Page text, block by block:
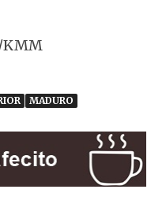
KMM
MADURO